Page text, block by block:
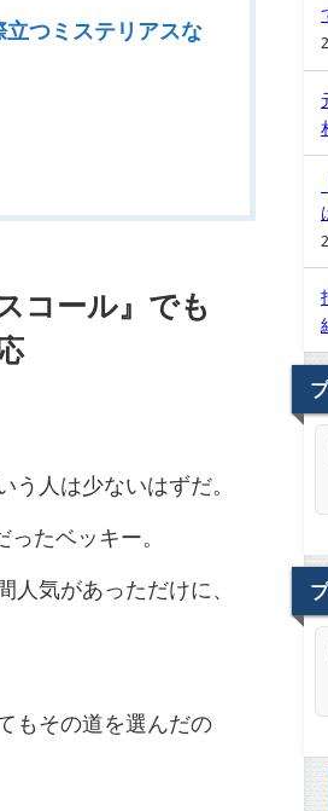
つミステリアスな
コール』でも
人は少ないはずだ。
たベッキー。
気があっただけに、
もその道を選んだの